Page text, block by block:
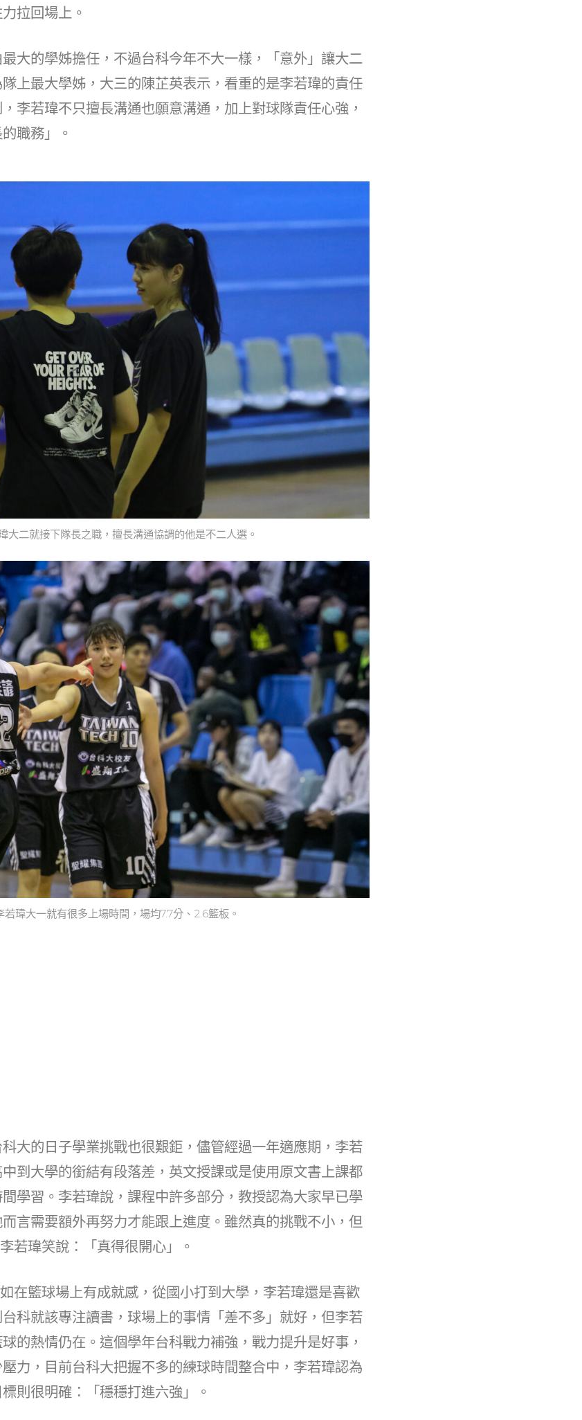
拉回場上。
大的學姊擔任，不過台科今年不大一樣，「意外」讓大二
上最大學姊，大三的陳芷英表示，看重的是李若瑋的責任
李若瑋不只擅長溝通也願意溝通，加上對球隊責任心強，
職務」。
大二就接下隊長之職，擅長溝通協調的他是不二人選。
若瑋大一就有很多上場時間，場均7.7分、2.6籃板。
大的日子學業挑戰也很艱鉅，儘管經過一年適應期，李若
到大學的銜結有段落差，英文授課或是使用原文書上課都
學習。李若瑋說，課程中許多部分，教授認為大家早已學
言需要額外再努力才能跟上進度。雖然真的挑戰不小，但
若瑋笑說：「真得很開心」。
在籃球場上有成就感，從國小打到大學，李若瑋還是喜歡
科就該專注讀書，球場上的事情「差不多」就好，但李若
的熱情仍在。這個學年台科戰力補強，戰力提升是好事，
力，目前台科大把握不多的練球時間整合中，李若瑋認為
則很明確：「穩穩打進六強」。